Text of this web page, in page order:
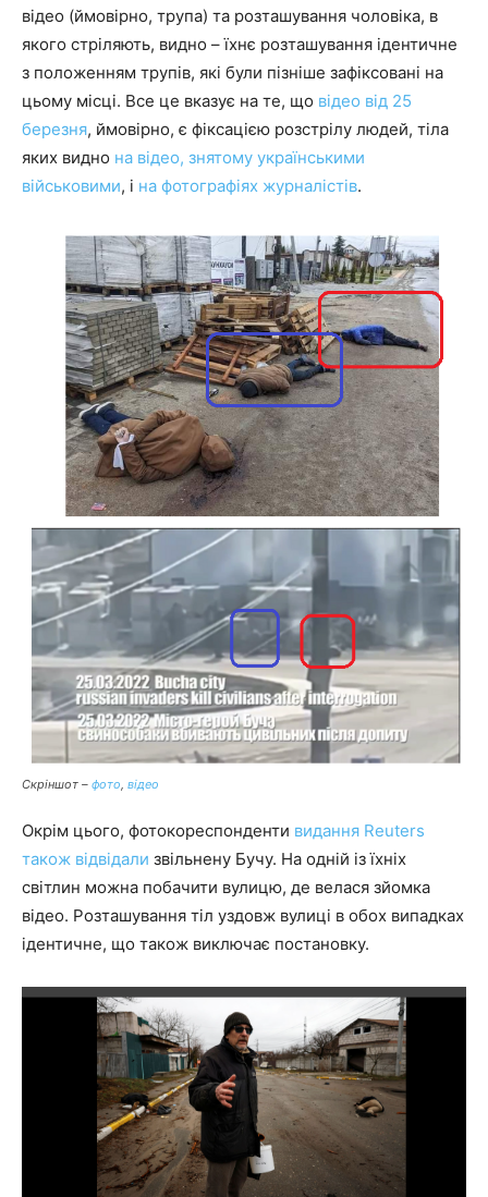
відео (ймовірно, трупа) та розташування чоловіка, в
якого стріляють, видно – їхнє розташування ідентичне
з положенням трупів, які були пізніше зафіксовані на
цьому місці. Все це вказує на те, що відео від 25
березня, ймовірно, є фіксацією розстрілу людей, тіла
яких видно на відео, знятому українськими
військовими, і на фотографіях журналістів.
Скріншот – фото, відео
Окрім цього, фотокореспонденти видання Reuters
також відвідали звільнену Бучу. На одній із їхніх
світлин можна побачити вулицю, де велася зйомка
відео. Розташування тіл уздовж вулиці в обох випадках
ідентичне, що також виключає постановку.